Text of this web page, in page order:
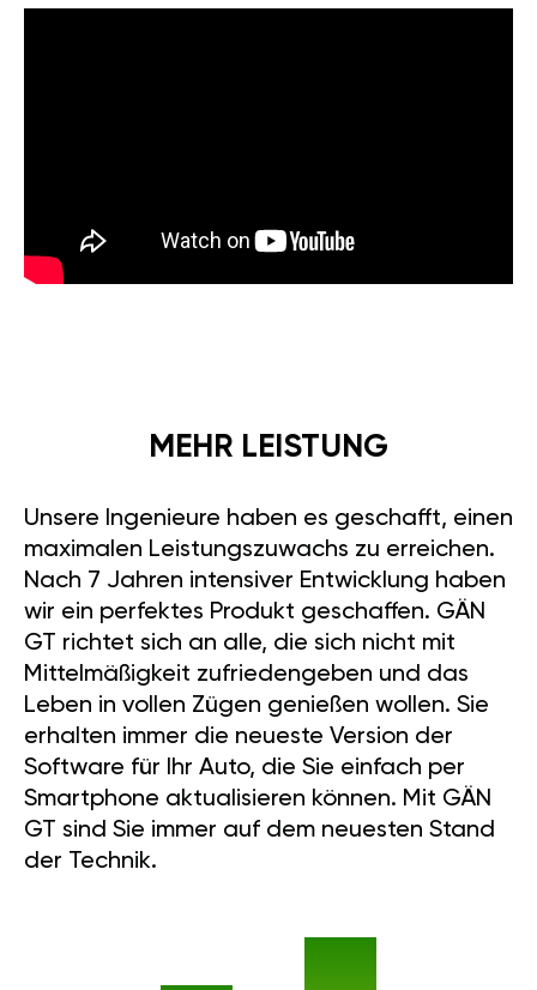
MEHR LEISTUNG
Unsere Ingenieure haben es geschafft, einen
maximalen Leistungszuwachs zu erreichen.
Nach 7 Jahren intensiver Entwicklung haben
wir ein perfektes Produkt geschaffen. GÄN
GT richtet sich an alle, die sich nicht mit
Mittelmäßigkeit zufriedengeben und das
Leben in vollen Zügen genießen wollen. Sie
erhalten immer die neueste Version der
Software für Ihr Auto, die Sie einfach per
Smartphone aktualisieren können. Mit GÄN
GT sind Sie immer auf dem neuesten Stand
der Technik.